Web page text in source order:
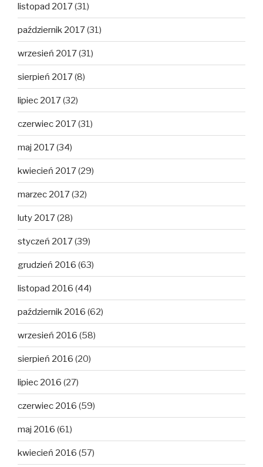
listopad 2017(31)
październik 2017(31)
wrzesień 2017(31)
sierpień 2017(8)
lipiec 2017(32)
czerwiec 2017(31)
maj 2017(34)
kwiecień 2017(29)
marzec 2017(32)
luty 2017(28)
styczeń 2017(39)
grudzień 2016 (63)
listopad 2016 (44)
październik 2016 (62)
wrzesień 2016 (58)
sierpień 2016 (20)
lipiec 2016 (27)
czerwiec 2016 (59)
maj 2016 (61)
kwiecień 2016 (57)